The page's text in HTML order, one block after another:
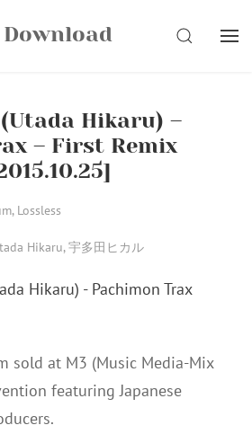
SEARCH
(Utada Hikaru) –
– First Remix
, Lossless
Hikaru,宇多田ヒカル
sold at M3 (Music Media-Mix
featuring Japanese